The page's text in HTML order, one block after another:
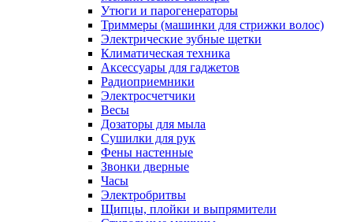
Утюги и парогенераторы
Триммеры (машинки для стрижки волос)
Электрические зубные щетки
Климатическая техника
Аксессуары для гаджетов
Радиоприемники
Электросчетчики
Весы
Дозаторы для мыла
Сушилки для рук
Фены настенные
Звонки дверные
Часы
Электробритвы
Щипцы, плойки и выпрямители